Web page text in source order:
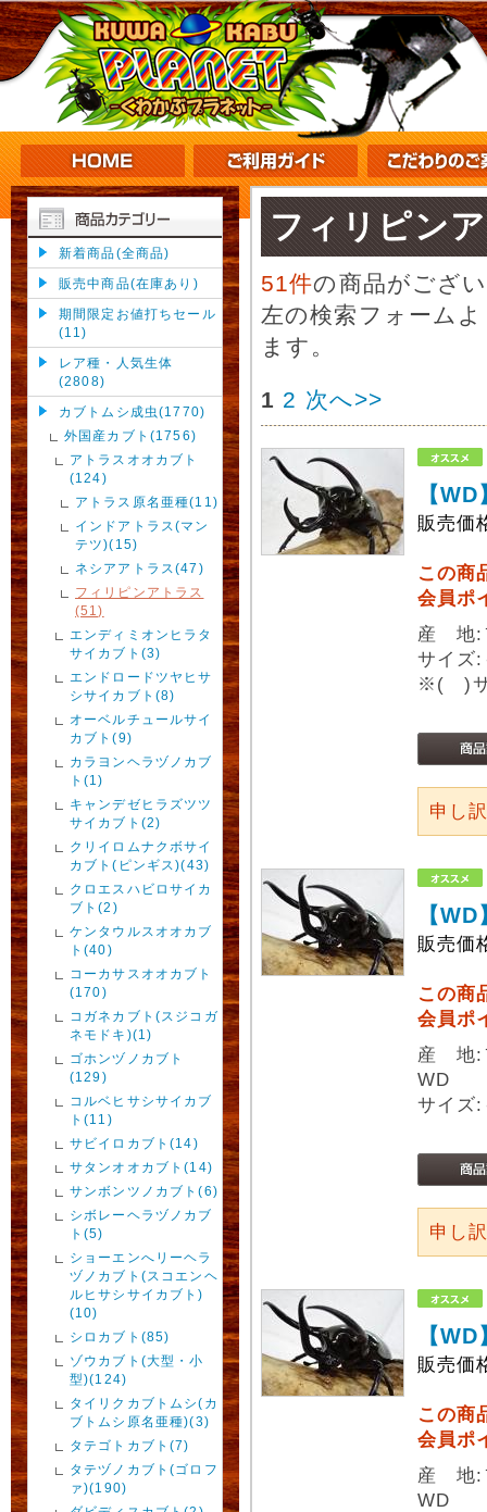
新着商品(全商品)
販売中商品(在庫あり)
期間限定お値打ちセール
(11)
レア種・人気生体
(2808)
カブトムシ成虫(1770)
外国産カブト(1756)
アトラスオオカブト
(124)
アトラス原名亜種(11)
インドアトラス(マン
テツ)(15)
ネシアアトラス(47)
フィリピンアトラス
(51)
エンディミオンヒラタ
サイカブト(3)
エンドロードツヤヒサ
シサイカブト(8)
オーベルチュールサイ
カブト(9)
カラヨンヘラヅノカブ
ト(1)
キャンデゼヒラズツツ
サイカブト(2)
クリイロムナクボサイ
カブト(ピンギス)(43)
クロエスハビロサイカ
ブト(2)
ケンタウルスオオカブ
ト(40)
コーカサスオオカブト
(170)
コガネカブト(スジコガ
ネモドキ)(1)
ゴホンヅノカブト
(129)
コルベヒサシサイカブ
ト(11)
サビイロカブト(14)
サタンオオカブト(14)
サンボンツノカブト(6)
シボレーヘラヅノカブ
ト(5)
ショーエンへリーヘラ
ヅノカブト(スコエンヘ
ルヒサシサイカブト)
(10)
シロカブト(85)
ゾウカブト(大型・小
型)(124)
タイリクカブトムシ(カ
ブトムシ原名亜種)(3)
タテゴトカブト(7)
タテヅノカブト(ゴロフ
ァ)(190)
フィリピン
51件の商品がござ
左の検索フォーム
ます。
1 2 次へ>>
【
販売価
この商
会員ポ
産 地:
サイズ
※( )サ
申し
【
販売価
この商
会員ポ
産 地:
WD
サイ
申し
【
販売価
この商
会員ポ
産 地:
WD